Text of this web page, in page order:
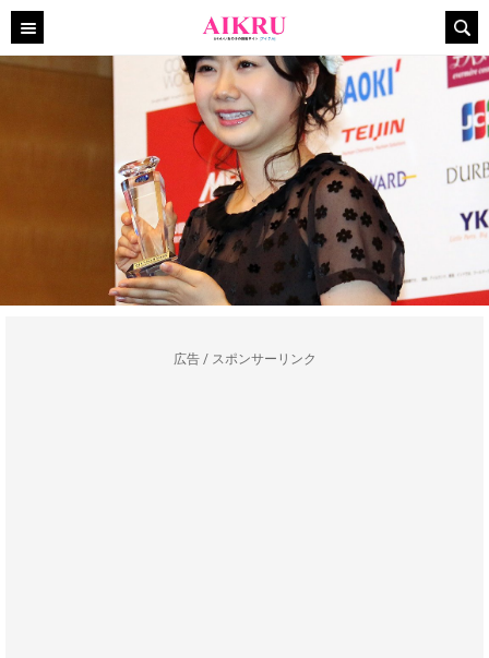
広告 / スポンサーリンク